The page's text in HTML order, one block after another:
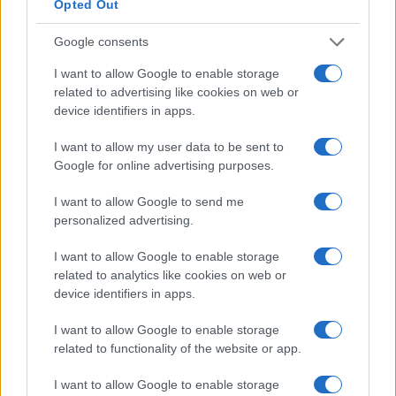
Opted Out
Google consents
I want to allow Google to enable storage
related to advertising like cookies on web or
device identifiers in apps.
I want to allow my user data to be sent to
Google for online advertising purposes.
I want to allow Google to send me
personalized advertising.
I want to allow Google to enable storage
related to analytics like cookies on web or
device identifiers in apps.
I want to allow Google to enable storage
related to functionality of the website or app.
I want to allow Google to enable storage
I nostri cari
I nostri cari
I nostri cari
Giovannimaria Cabras